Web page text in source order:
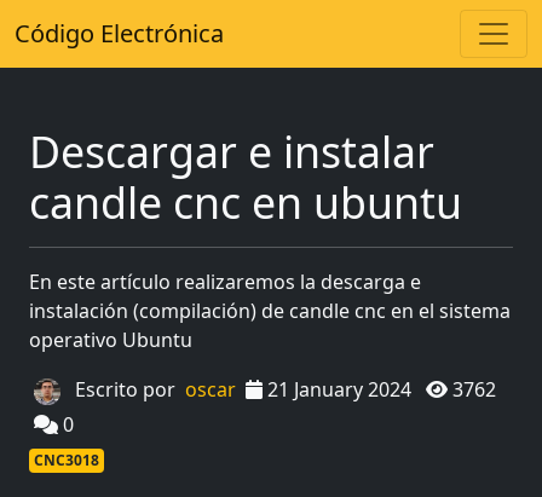
Código Electrónica
Descargar e instalar
candle cnc en ubuntu
En este artículo realizaremos la descarga e
instalación (compilación) de candle cnc en el sistema
operativo Ubuntu
Escrito por oscar 21 January 2024
3762
0
CNC3018